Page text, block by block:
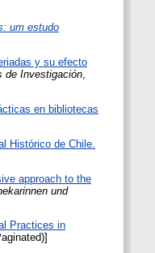
um estudo
y su efecto
de Investigación,
en bibliotecas
Histórico de Chile.
approach to the
und
Practices in